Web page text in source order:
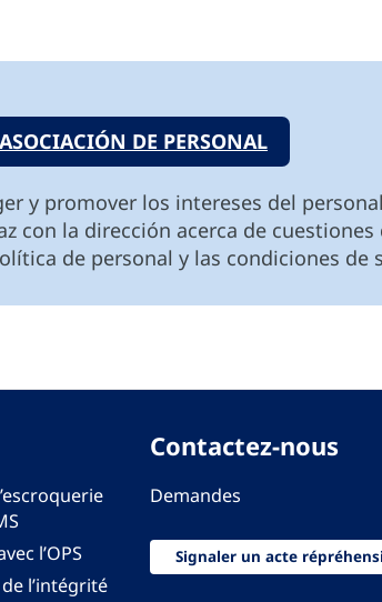
ASOCIACIÓN DE PERSONAL
y promover los intereses del
con la dirección acerca de
de personal y las condiciones de
l’OPS
l’intégrité
Contactez-nous
Demandes
Signaler un acte